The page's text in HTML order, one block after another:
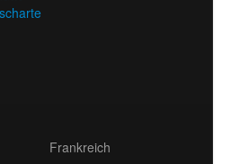
Frankreich